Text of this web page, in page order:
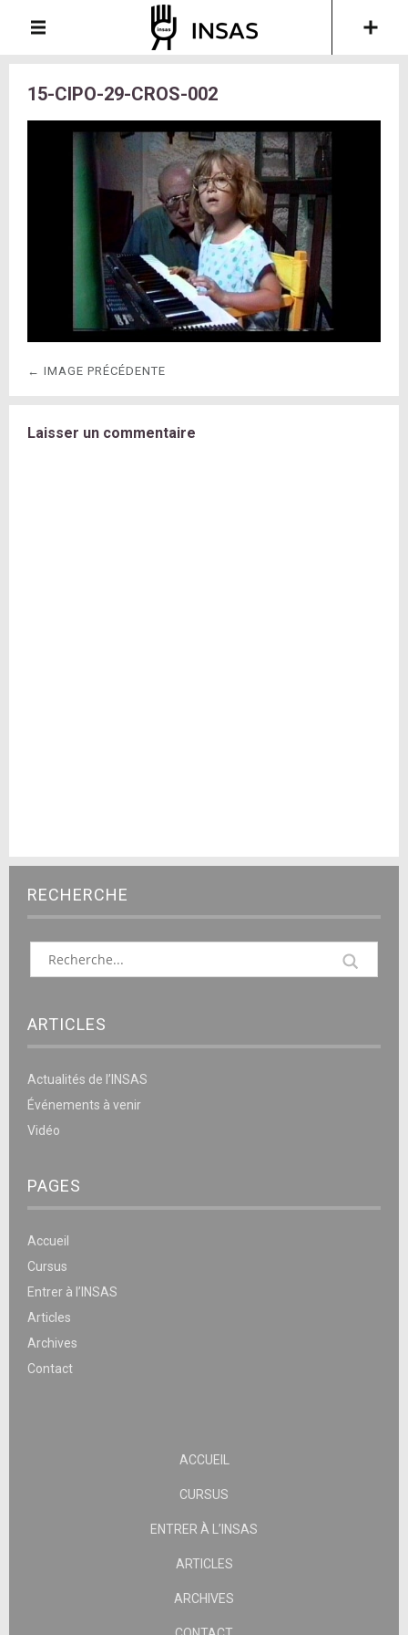
15-CIPO-29-CROS-002
← IMAGE PRÉCÉDENTE
Laisser un commentaire
RECHERCHE
ARTICLES
Actualités de l’INSAS
Événements à venir
Vidéo
PAGES
Accueil
Cursus
Entrer à l’INSAS
Articles
Archives
Contact
ACCUEIL
CURSUS
ENTRER À L’INSAS
ARTICLES
ARCHIVES